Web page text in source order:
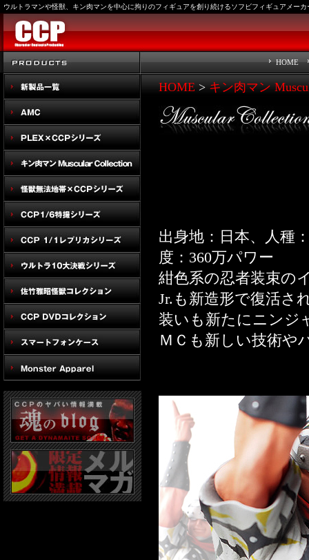
ウルトラマンや怪獣、キン肉マンを中心に拘りのフィギュアを創り続けるソフビフィギュアメーカ
HOME
HOME> キン肉マン
出身地：日本、人種
度：360万パワー
紺色系の忍者装束の
Jr.も新造形で復活さ
装いも新たにニンジ
ＭＣも新しい技術や